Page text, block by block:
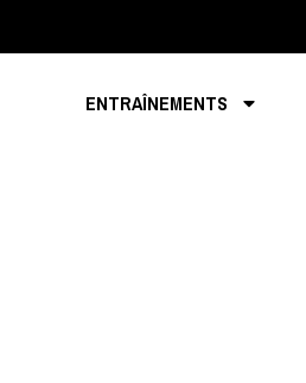
ENTRAÎNEMENTS